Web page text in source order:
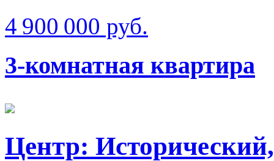
4 900 000 руб.
3-комнатная квартира
Центр: